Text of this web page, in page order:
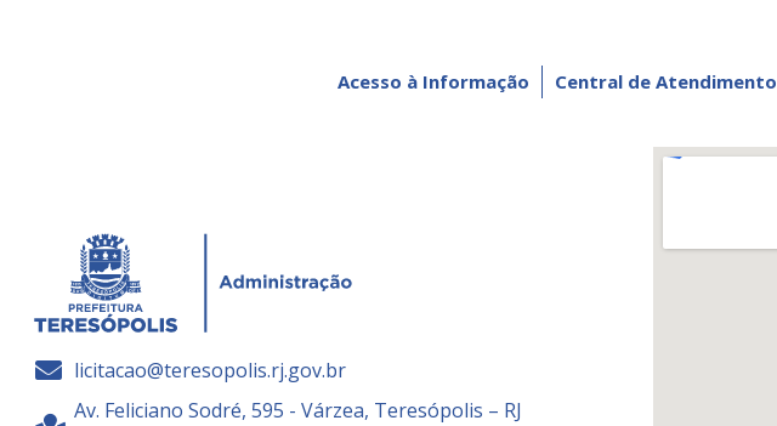
Acesso à Informação Central de Atendimento
licitacao@teresopolis.rj.gov.br
Av. Feliciano Sodré, 595 - Várzea, Teresópolis – RJ